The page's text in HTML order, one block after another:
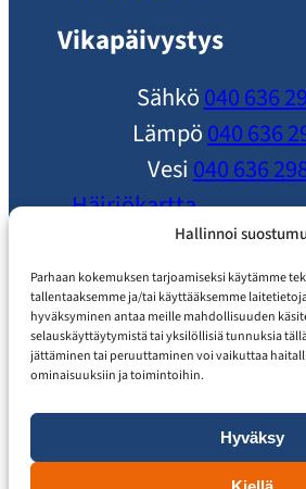
Hallinnoi
Parhaan kokemuksen tarjoamiseksi käytämme
tallentaaksemme ja/tai käyttääksemme
hyväksyminen antaa meille mahdollisuuden
selauskäyttäytymistä tai yksilöllisiä tunnuksia
jättäminen tai peruuttaminen voi vaikuttaa
ominaisuuksiin ja toimintoihin.
Hyväksy
Vikapäivystys
Sähkö040 636
Lämpö040 636
Vesi 040 636
Häiriökartta
Ole yhteydessä
Ajankohtaista
Usein Kysytyt
Asiakaspalvelu